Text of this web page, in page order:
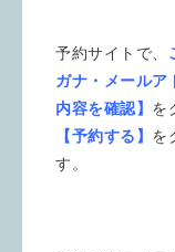
予約サイトで、
ガナ・メールア
内容を確認】 を
【予約する】 を
す。